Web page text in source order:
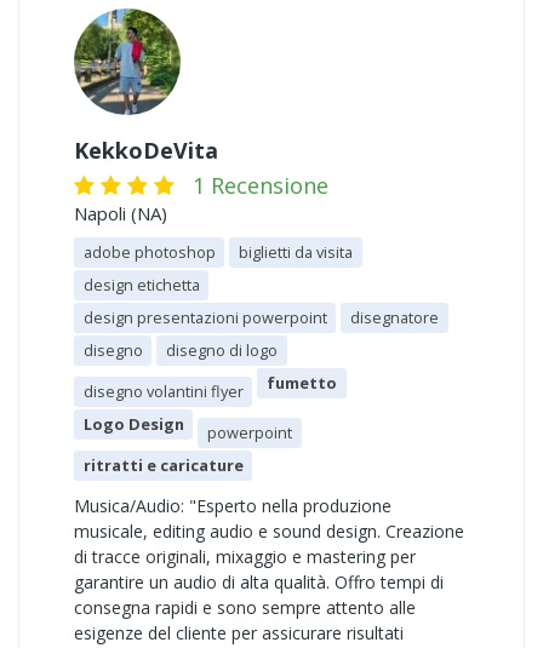
KekkoDeVita
1 Recensione
Napoli (NA)
adobe photoshop
biglietti da visita
design etichetta
design presentazioni powerpoint
disegnatore
disegno
disegno di logo
disegno volantini flyer
fumetto
Logo Design
powerpoint
ritratti e caricature
Musica/Audio: "Esperto nella produzione
musicale, editing audio e sound design. Creazione
di tracce originali, mixaggio e mastering per
garantire un audio di alta qualità. Offro tempi di
consegna rapidi e sono sempre attento alle
esigenze del cliente per assicurare risultati